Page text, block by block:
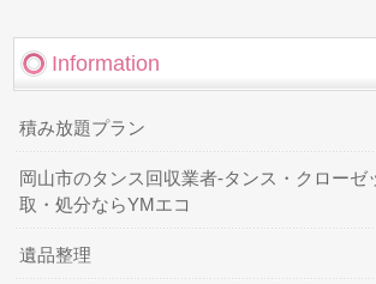
Information
積み放題プラン
岡山市のタンス回収業者-タンス・クローゼ
取・処分ならYMエコ
遺品整理